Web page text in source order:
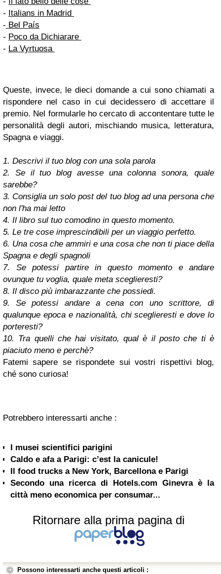
- Italians in Madrid
- Bel País
- Poco da Dichiarare
- La Vyrtuosa
Queste, invece, le dieci domande a cui sono chiamati a
rispondere nel caso in cui decidessero di accettare il
premio. Nel formularle ho cercato di accontentare tutte le
personalità degli autori, mischiando musica, letteratura,
Spagna e viaggi.
1. Descrivi il tuo blog con una sola parola
2. Se il tuo blog avesse una colonna sonora, quale
sarebbe?
3. Consiglia un solo post del tuo blog ad una persona che
non l'ha mai letto
4. Il libro sul tuo comodino in questo momento.
5. Le tre cose imprescindibili per un viaggio perfetto.
6. Una cosa che ammiri e una cosa che non ti piace della
Spagna e degli spagnoli
7. Se potessi partire in questo momento e andare
ovunque tu voglia, quale meta sceglieresti?
8. Il disco più imbarazzante che possiedi.
9. Se potessi andare a cena con uno scrittore, di
qualunque epoca e nazionalità, chi sceglieresti e dove lo
porteresti?
10. Tra quelli che hai visitato, qual è il posto che ti è
piaciuto meno e perchè?
Fatemi sapere se rispondete sui vostri rispettivi blog,
ché sono curiosa!
Potrebbero interessarti anche :
I musei scientifici parigini
Caldo e afa a Parigi: c’est la canicule!
Il food trucks a New York, Barcellona e Parigi
Secondo una ricerca di Hotels.com Ginevra è la
città meno economica per consumar...
Ritornare alla prima pagina di
Possono interessarti anche questi articoli :